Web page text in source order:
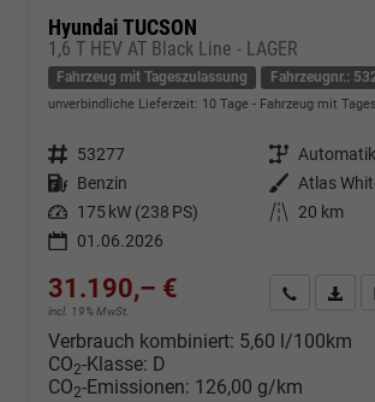
Hyundai TUCSON
1,6 T HEV AT Black Line - LAGER
Fahrzeug mit Tageszulassung Fahrzeugnr.:
unverbindliche Lieferzeit: 10 Tage Fahrzeug mit
Fahrzeugnr. 53277 Getriebe Automatik
Kraftstoff Benzin Außenfarbe
Atlas
Leistung 175 kW (238 PS) Kilometerstand
20 km
01.06.2026
31.190,– €
incl. 19% MwSt.
Kontakt &
Verbrauch kombiniert: 5,60 l/100km
CO2-Klasse: D
CO2-Emissionen: 126,00 g/km